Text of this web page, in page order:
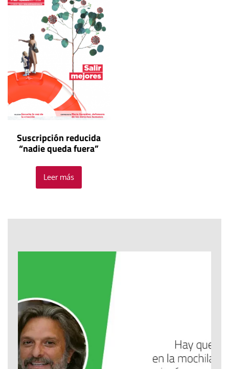
Suscripción reducida
“nadie queda fuera”
Leer más